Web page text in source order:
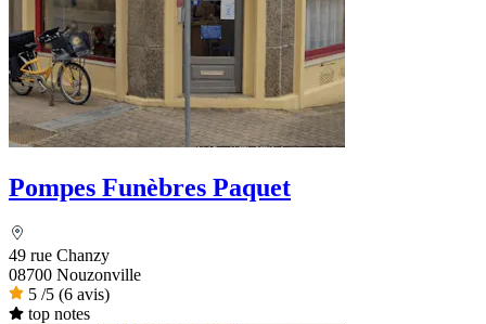
Pompes Funèbres Paquet
49 rue Chanzy
08700 Nouzonville
5 /5 (6 avis)
top notes